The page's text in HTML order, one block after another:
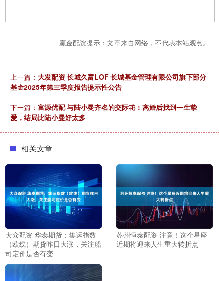
赢金配资提示：文章来自网络，不代表本站观点。
上一篇： 大发配资 长城久富LOF 长城基金管理有限公司旗下部分
基金2025年第三季度报告提示性公告
下一篇： 富源优配 与陆小曼齐名的交际花：离婚后找到一生挚
爱，结局比陆小曼好太多
相关文章
大众配资 华泰期货：集运指数
（欧线）期货昨日大涨，关注船
司定价是否有变
苏州恒泰配资 注意！这个星座
近期将迎来人生重大转折点